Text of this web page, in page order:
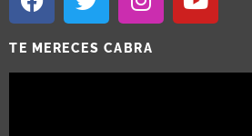
TE MERECES CABRA